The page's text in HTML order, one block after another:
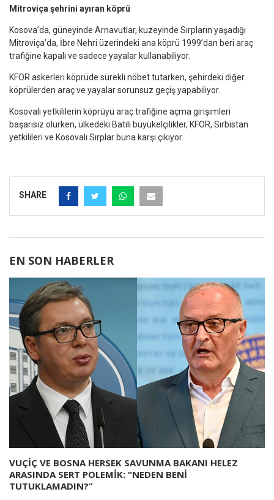
Mitroviça şehrini ayıran köprü
Kosova’da, güneyinde Arnavutlar, kuzeyinde Sırpların yaşadığı
Mitroviça’da, İbre Nehri üzerindeki ana köprü 1999’dan beri araç
trafiğine kapalı ve sadece yayalar kullanabiliyor.
KFOR askerleri köprüde sürekli nöbet tutarken, şehirdeki diğer
köprülerden araç ve yayalar sorunsuz geçiş yapabiliyor.
Kosovalı yetkililerin köprüyü araç trafiğine açma girişimleri
başarısız olurken, ülkedeki Batılı büyükelçilikler, KFOR, Sırbistan
yetkilileri ve Kosovalı Sırplar buna karşı çıkıyor.
SHARE
EN SON HABERLER
VUÇİÇ VE BOSNA HERSEK SAVUNMA BAKANI HELEZ
ARASINDA SERT POLEMİK: “NEDEN BENİ
TUTUKLAMADIN?”